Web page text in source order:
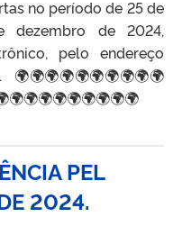
no período de 25 de
de 2024,
pelo endereço
🌍🌍🌍🌍🌍🌍🌍🌍🌍🌍
PEL
2024.